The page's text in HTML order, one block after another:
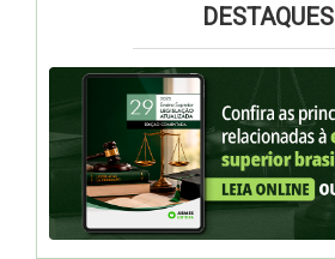
DESTAQUES